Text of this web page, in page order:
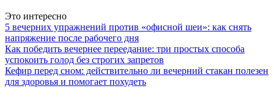
Это интересно
5 вечерних упражнений против «офисной шеи»: как снять
напряжение после рабочего дня
Как победить вечернее переедание: три простых способа
успокоить голод без строгих запретов
Кефир перед сном: действительно ли вечерний стакан полезен
для здоровья и помогает похудеть